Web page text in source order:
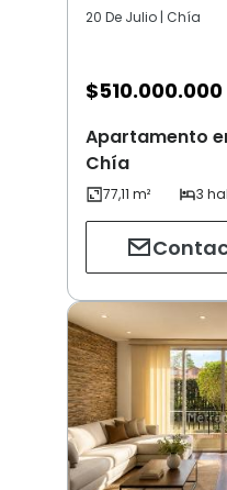
20 De Julio | Chía
$510.000.000
Apartamento
Chía